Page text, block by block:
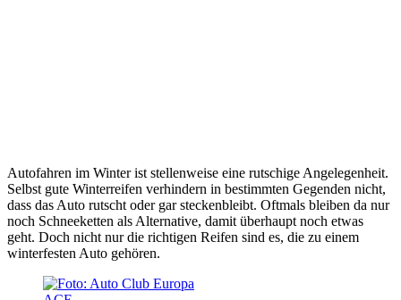
Autofahren im Winter ist stellenweise eine rutschige Angelegenheit.
Selbst gute Winterreifen verhindern in bestimmten Gegenden nicht,
dass das Auto rutscht oder gar steckenbleibt. Oftmals bleiben da nur
noch Schneeketten als Alternative, damit überhaupt noch etwas
geht. Doch nicht nur die richtigen Reifen sind es, die zu einem
winterfesten Auto gehören.